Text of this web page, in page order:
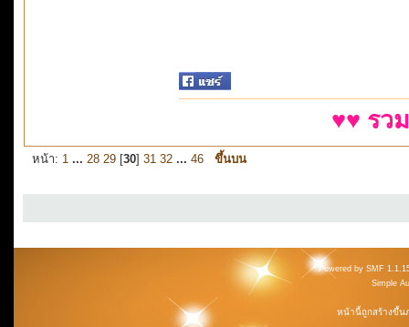
♥♥ รว
หน้า: 1 ... 28 29 [30] 31 32 ... 46 ขึ้นบน
Powered by SMF
Simple
หน้านี้ถูกสร้างขึ้น